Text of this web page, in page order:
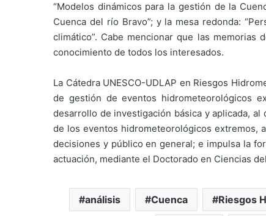
“Modelos dinámicos para la gestión de la
Cuenca del río Bravo”; y la mesa redonda:
climático”. Cabe mencionar que las
conocimiento de todos los interesados.
La Cátedra UNESCO-UDLAP en Riesgos
de gestión de eventos hidrometeorológicos
desarrollo de investigación básica y aplicada,
de los eventos hidrometeorológicos extremos,
decisiones y público en general; e impulsa la
actuación, mediante el Doctorado en Ciencias
análisis Cuenca Riesgos